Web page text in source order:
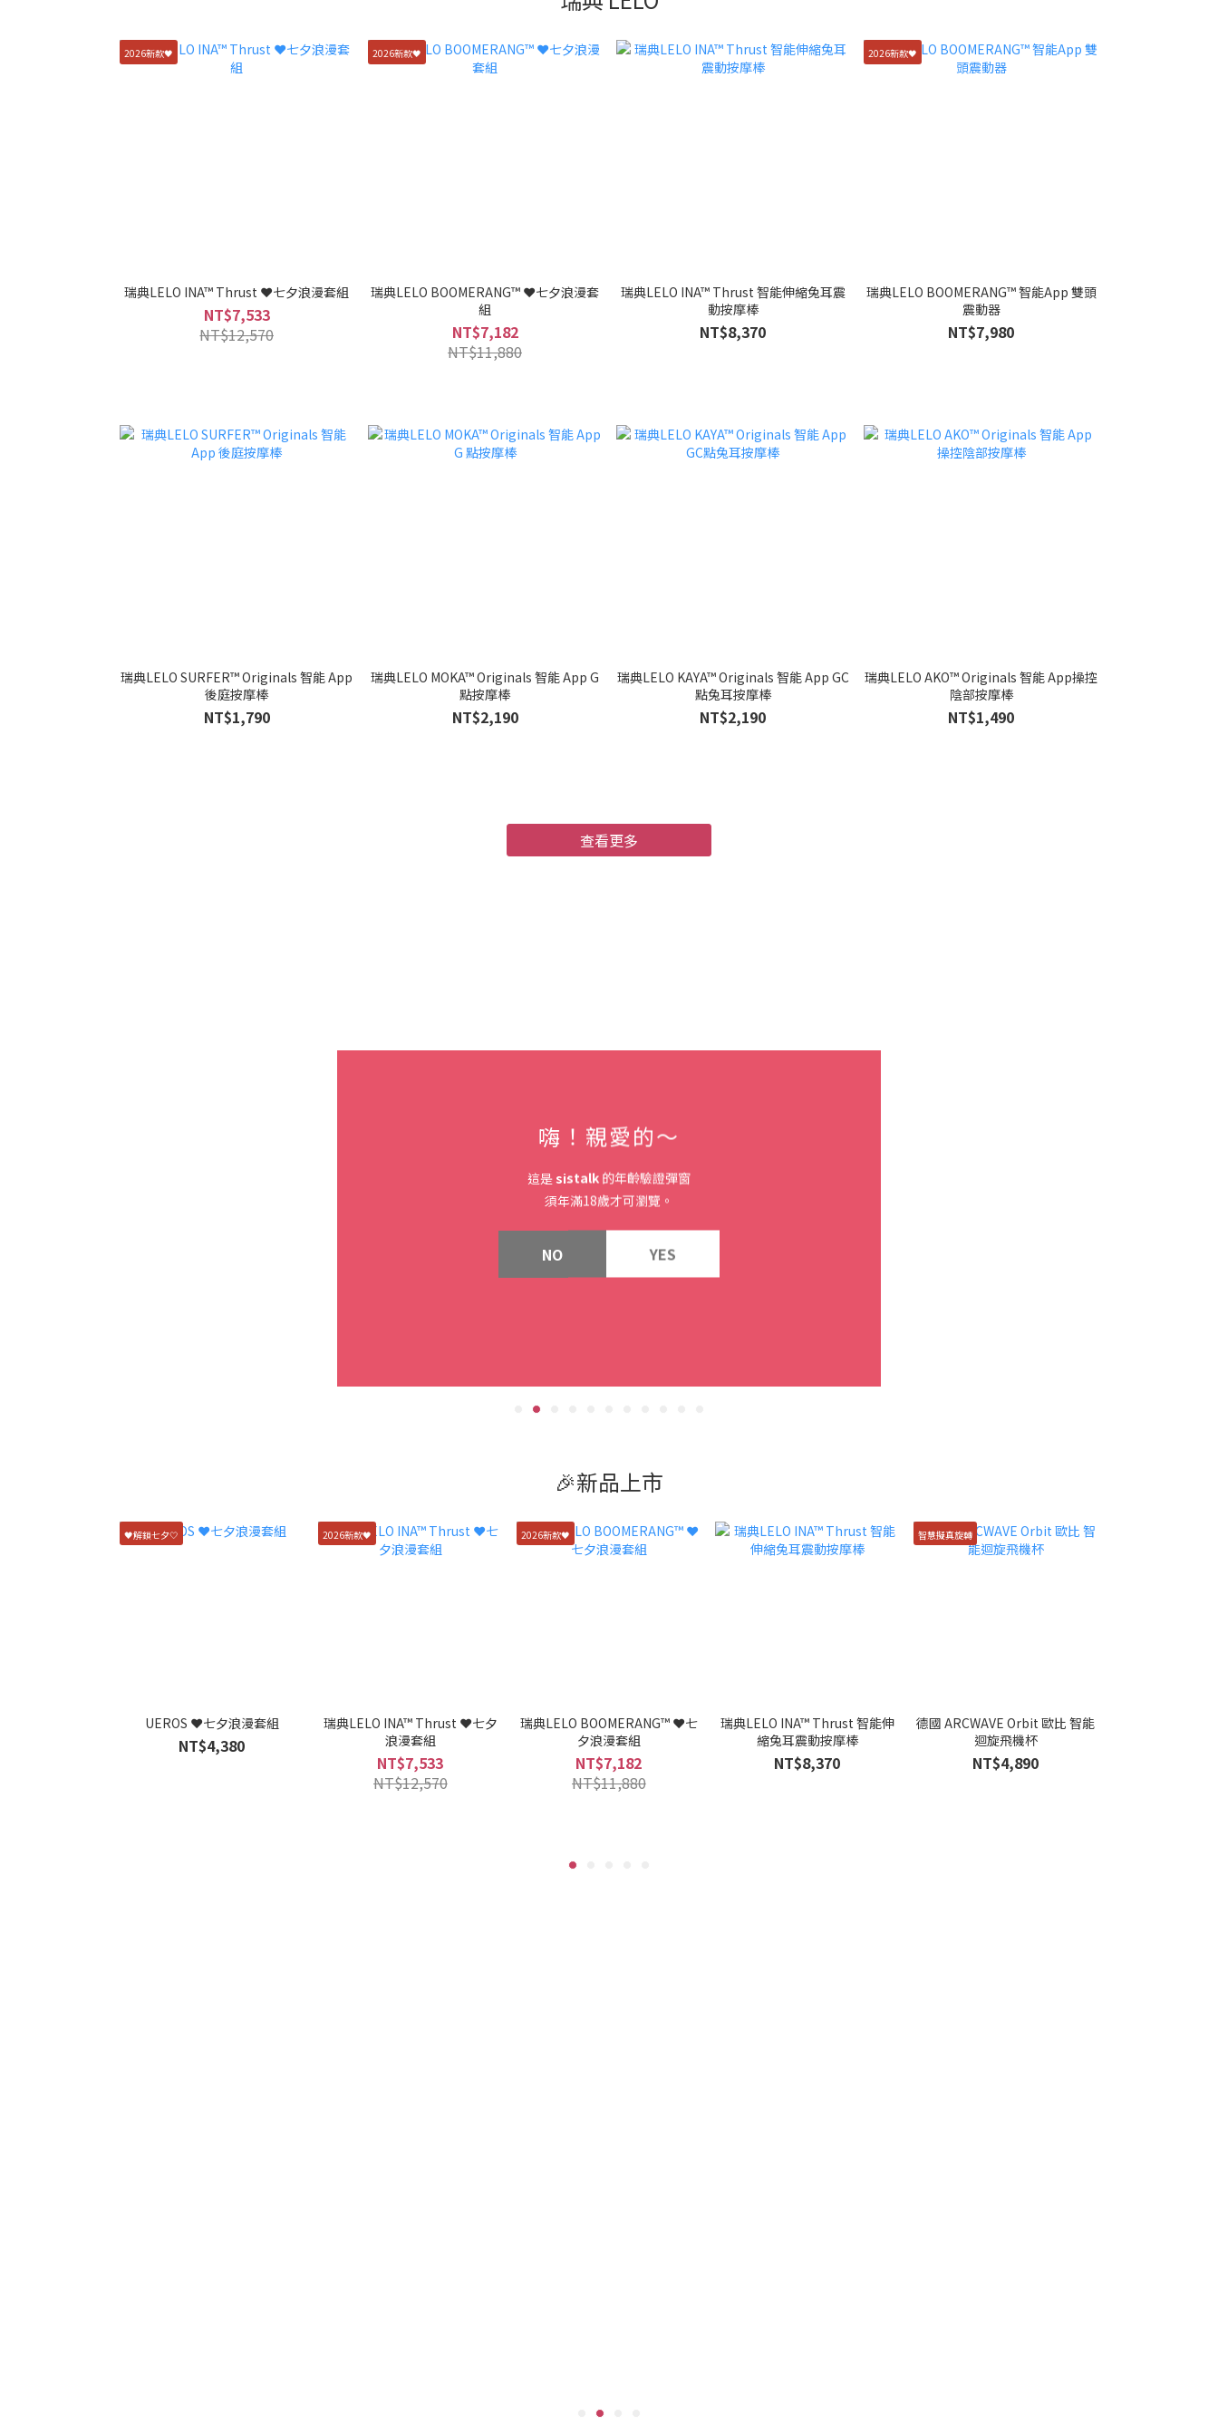
2026新款🖤
瑞典LELO INA™ Thrust ❤️七夕浪漫套組
NT$7,533
NT$12,570
2026新款🖤
瑞典LELO BOOMERANG™ ❤️七夕浪漫套
組
NT$7,182
NT$11,880
瑞典LELO INA™ Thrust 智能伸縮兔耳震
動按摩棒
NT$8,370
2026新款🖤
瑞典LELO BOOMERANG™ 智能App 雙頭
震動器
NT$7,980
瑞典LELO SURFER™ Originals 智能 App
後庭按摩棒
NT$1,790
瑞典LELO MOKA™ Originals 智能 App G
點按摩棒
NT$2,190
瑞典LELO KAYA™ Originals 智能 App GC
點兔耳按摩棒
NT$2,190
瑞典LELO AKO™ Originals 智能 App操控
陰部按摩棒
NT$1,490
查看更多
🎉新品上市
🖤解鎖七夕🤍
UEROS ❤️七夕浪漫套組
NT$4,380
2026新款🖤
瑞典LELO INA™ Thrust ❤️七夕
浪漫套組
NT$7,533
NT$12,570
2026新款🖤
瑞典LELO BOOMERANG™ ❤️七
夕浪漫套組
NT$7,182
NT$11,880
瑞典LELO INA™ Thrust 智能伸
縮兔耳震動按摩棒
NT$8,370
智慧擬真旋轉
德國 ARCWAVE Orbit 歐比 智能
迴旋飛機杯
NT$4,890
嗨！親愛的～
這是sistalk 的年齡驗證彈窗
須年滿18歲才可瀏覽。
NO YES